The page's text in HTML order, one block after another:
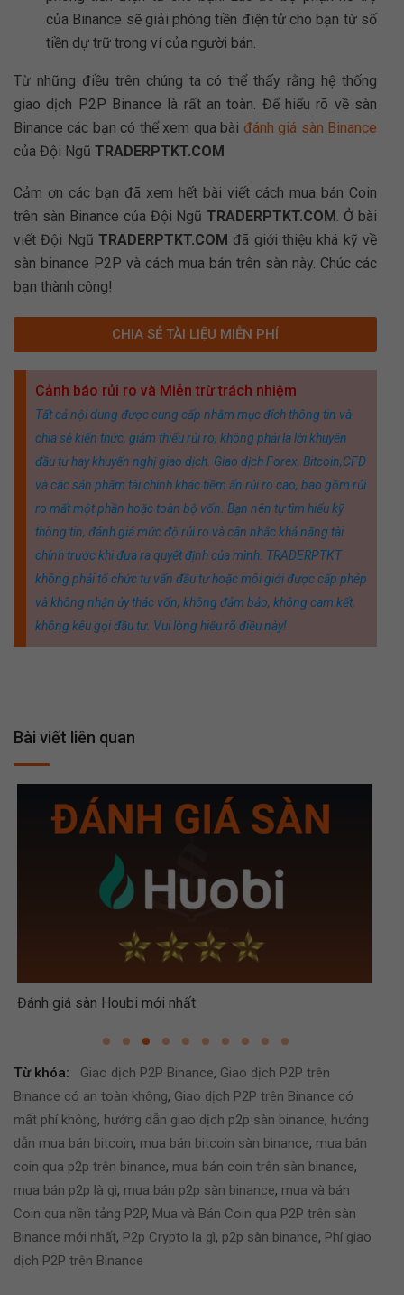
của Binance sẽ giải phóng tiền điện tử cho bạn từ số
tiền dự trữ trong ví của người bán.
Từ những điều trên chúng ta có thể thấy rằng hệ thống
giao dịch P2P Binance là rất an toàn. Để hiểu rõ về sàn
Binance các bạn có thể xem qua bài đánh giá sàn Binance
của Đội Ngũ TRADERPTKT.COM
Cảm ơn các bạn đã xem hết bài viết cách mua bán Coin
trên sàn Binance của Đội NgũTRADERPTKT.COM . Ở bài
viết Đội Ngũ TRADERPTKT.COM đã giới thiệu khá kỹ về
sàn binance P2P và cách mua bán trên sàn này. Chúc các
bạn thành công!
CHIA SẺ TÀI LIỆU MIỄN PHÍ
Cảnh báo rủi ro và Miễn trừ trách nhiệm
Tất cả nội dung được cung cấp nhằm mục đích thông tin và
chia sẻ kiến thức, giảm thiểu rủi ro, không phải là lời khuyên
đầu tư hay khuyến nghị giao dịch. Giao dịch Forex, Bitcoin,CFD
và các sản phẩm tài chính khác tiềm ẩn rủi ro cao, bao gồm rủi
ro mất một phần hoặc toàn bộ vốn. Bạn nên tự tìm hiểu kỹ
thông tin, đánh giá mức độ rủi ro và cân nhắc khả năng tài
chính trước khi đưa ra quyết định của mình. TRADERPTKT
không phải tổ chức tư vấn đầu tư hoặc môi giới được cấp phép
và không nhận ủy thác vốn, không đảm bảo, không cam kết,
không kêu gọi đầu tư. Vui lòng hiểu rõ điều này!
Bài viết liên quan
Đánh giá sàn Houbi mới nhất
Từ khóa: Giao dịch P2P Binance, Giao dịch P2P trên
Binance có an toàn không, Giao dịch P2P trên Binance có
mất phí không, hướng dẫn giao dịch p2p sàn binance, hướng
dẫn mua bán bitcoin, mua bán bitcoin sàn binance, mua bán
coin qua p2p trên binance, mua bán coin trên sàn binance,
mua bán p2p là gì, mua bán p2p sàn binance, mua và bán
Coin qua nền tảng P2P, Mua và Bán Coin qua P2P trên sàn
Binance mới nhất, P2p Crypto la gì, p2p sàn binance, Phí giao
dịch P2P trên Binance